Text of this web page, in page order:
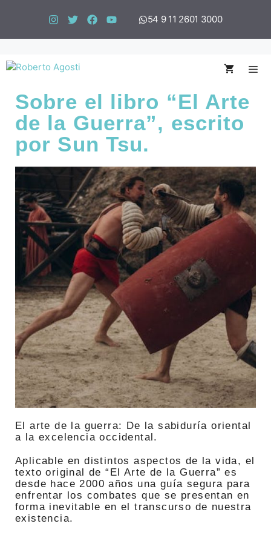
54 9 11 2601 3000
Sobre el libro “El Arte
de la Guerra”, escrito
por Sun Tsu.
El arte de la guerra: De la sabiduría oriental
a la excelencia occidental.
Aplicable en distintos aspectos de la vida, el
texto original de “El Arte de la Guerra” es
desde hace 2000 años una guía segura para
enfrentar los combates que se presentan en
forma inevitable en el transcurso de nuestra
existencia.